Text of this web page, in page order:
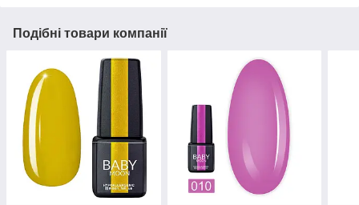
Подібні товари компанії